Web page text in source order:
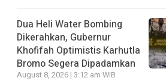
Dua Heli Water Bombing
Dikerahkan, Gubernur
Khofifah Optimistis Karhutla
Bromo Segera Dipadamkan
August 8, 2026 | 3:12 am WIB